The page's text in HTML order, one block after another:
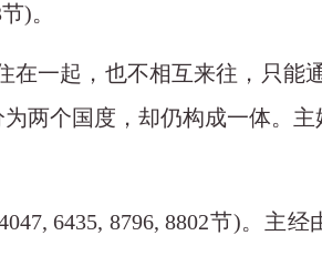
)。
一起，也不相互来往，只能
两个国度，却仍构成一体。
6435, 8796, 8802节)。主